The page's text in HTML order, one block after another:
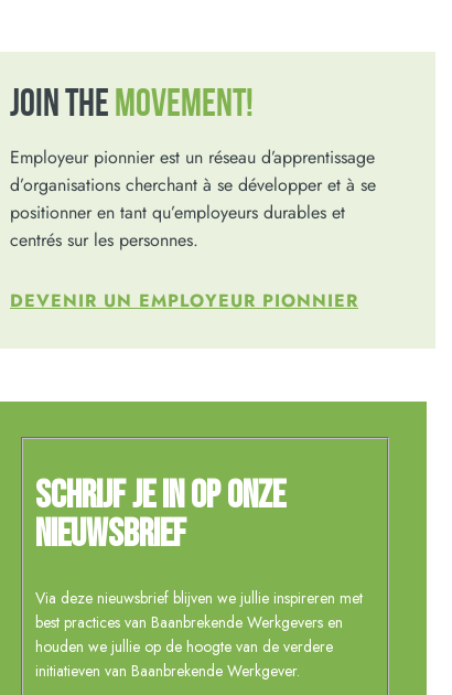
JOIN THE MOVEMENT!
Employeur pionnier est un réseau d’apprentissage
d’organisations cherchant à se développer et à se
positionner en tant qu’employeurs durables et
centrés sur les personnes.
DEVENIR UN EMPLOYEUR PIONNIER